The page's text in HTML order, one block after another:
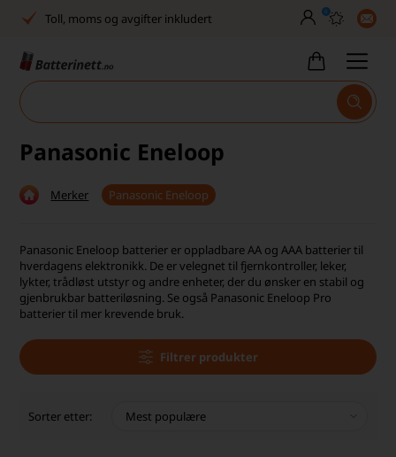
Toll, moms og avgifter inkludert
30 dagers full returrett
Høy kundetilfredshet
Leveringstid 2-5 arbeidsdager
30 dagers full returrett
Billig frakt
Tlf. er stengt uke 27–32
0
Panasonic Eneloop
Merker Panasonic Eneloop
Panasonic Eneloop batterier er oppladbare AA og AAA batterier til
hverdagens elektronikk. De er velegnet til fjernkontroller, leker,
lykter, trådløst utstyr og andre enheter, der du ønsker en stabil og
gjenbrukbar batteriløsning. Se også Panasonic Eneloop Pro
batterier til mer krevende bruk.
Filtrer produkter
Sorter etter: